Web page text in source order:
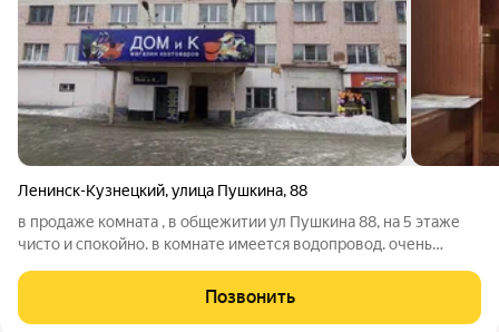
Ленинск-Кузнецкий,улица Пушкина,88
в продаже комната , в общежитии ул Пушкина 88, на 5 этаже
чисто и спокойно. в комнате имеется водопровод. очень
Позвонить